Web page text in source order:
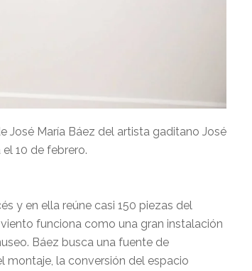
José María Báez del artista gaditano José
10 de febrero.
y en ella reúne casi 150 piezas del
funciona como una gran instalación
Báez busca una fuente de
la conversión del espacio